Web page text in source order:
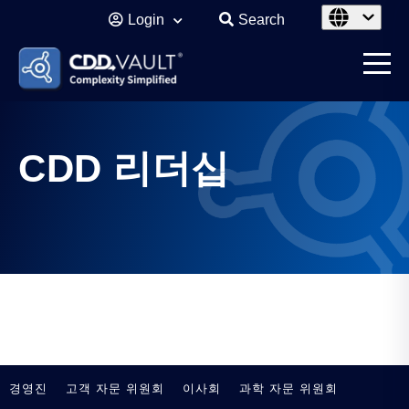
Login Search
CDD 리더십
경영진 고객 자문 위원회 이사회 과학 자문 위원회